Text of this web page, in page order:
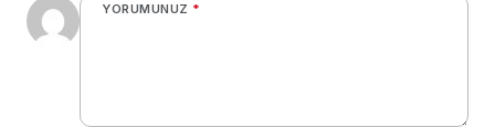
YORUMUNUZ *